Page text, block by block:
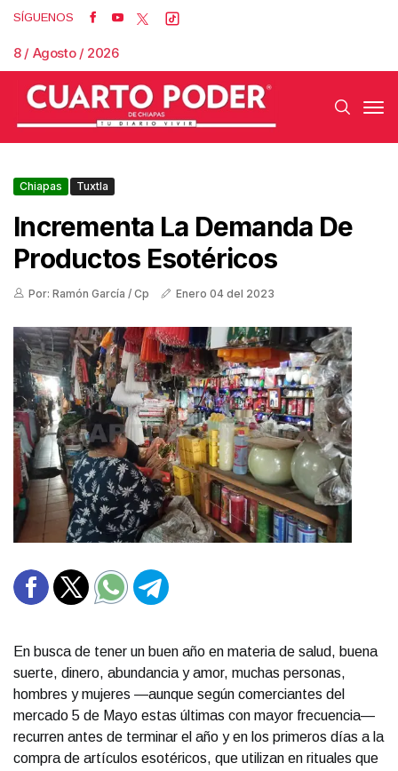
SÍGUENOS
8 / Agosto / 2026
Chiapas Tuxtla
Incrementa La Demanda De
Productos Esotéricos
Por: Ramón García / Cp Enero 04 del 2023
En busca de tener un buen año en materia de salud, buena
suerte, dinero, abundancia y amor, muchas personas,
hombres y mujeres —aunque según comerciantes del
mercado 5 de Mayo estas últimas con mayor frecuencia—
recurren antes de terminar el año y en los primeros días a la
compra de artículos esotéricos, que utilizan en rituales que